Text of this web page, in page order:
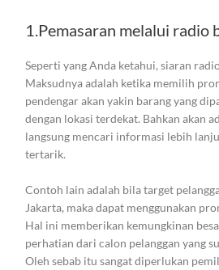
1.Pemasaran melalui radio
Seperti yang Anda ketahui, siaran
Maksudnya adalah ketika memilih
pendengar akan yakin barang yang
dengan lokasi terdekat. Bahkan akan
langsung mencari informasi lebih
tertarik.
Contoh lain adalah bila target
Jakarta, maka dapat menggunakan
Hal ini memberikan kemungkinan
perhatian dari calon pelanggan yang
Oleh sebab itu sangat diperlukan